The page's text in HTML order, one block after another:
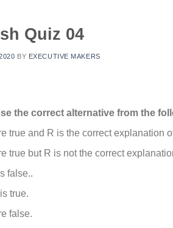
Quiz 04
BY EXECUTIVE MAKERS
the correct alternative from the
true and R is the correct explanation
true but R is not the correct
false..
true.
false.